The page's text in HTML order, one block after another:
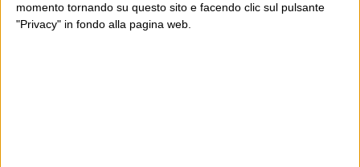
momento tornando su questo sito e facendo clic sul pulsante
"Privacy" in fondo alla pagina web.